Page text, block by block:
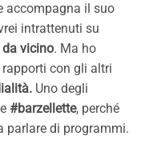
accompagna il suo
intrattenuti su
vicino. Ma ho
con gli altri
Uno degli
#barzellette, perché
parlare di programmi.